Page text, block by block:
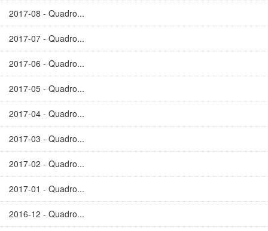
2017-08 - Quadro...
2017-07 - Quadro...
2017-06 - Quadro...
2017-05 - Quadro...
2017-04 - Quadro...
2017-03 - Quadro...
2017-02 - Quadro...
2017-01 - Quadro...
2016-12 - Quadro...